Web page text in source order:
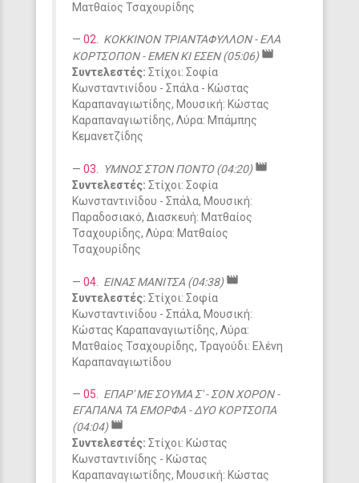
Ματθαίος Τσαχουρίδης
02. ΚΟΚΚΙΝΟΝ ΤΡΙΑΝΤΑΦΥΛΛΟΝ - ΕΛΑ
ΚΟΡΤΣΟΠΟΝ - ΕΜΕΝ ΚΙ ΕΣΕΝ (05:06) movie
Συντελεστές: Στίχοι: Σοφία
Κωνσταντινίδου - Σπάλα - Κώστας
Καραπαναγιωτίδης, Μουσική: Κώστας
Καραπαναγιωτίδης, Λύρα: Μπάμπης
Κεμανετζίδης
03. ΥΜΝΟΣ ΣΤΟΝ ΠΟΝΤΟ (04:20) movie
Συντελεστές: Στίχοι: Σοφία
Κωνσταντινίδου - Σπάλα, Μουσική:
Παραδοσιακό, Διασκευή: Ματθαίος
Τσαχουρίδης, Λύρα: Ματθαίος
Τσαχουρίδης
04. ΕΙΝΑΣ ΜΑΝΙΤΣΑ (04:38) movie
Συντελεστές: Στίχοι: Σοφία
Κωνσταντινίδου - Σπάλα, Μουσική:
Κώστας Καραπαναγιωτίδης, Λύρα:
Ματθαίος Τσαχουρίδης, Τραγούδι: Ελένη
Καραπαναγιωτίδου
05. ΕΠΑΡ' ΜΕ ΣΟΥΜΑ Σ' - ΣΟΝ ΧΟΡΟΝ -
ΕΓΑΠΑΝΑ ΤΑ ΕΜΟΡΦΑ - ΔΥΟ ΚΟΡΤΣΟΠΑ
(04:04) movie
Συντελεστές: Στίχοι: Κώστας
Κωνσταντινίδης - Κώστας
Καραπαναγιωτίδης, Μουσική: Κώστας